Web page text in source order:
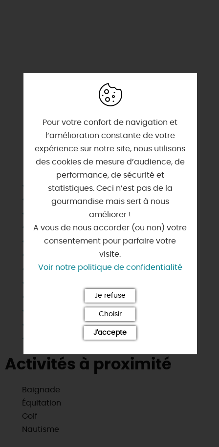
SERVICES & ÉQUIPEMENTS
Barbecue
Chauffage
Draps et linges compris
Jardin indépendant
Lave linge privatif
Lave vaisselle
Salle d'eau privée
Activités à proximité
Baignade
Équitation
Golf
Nautisme
Pour votre confort de navigation et
l’amélioration constante de votre
expérience sur notre site, nous utilisons
des cookies de mesure d’audience, de
performance, de sécurité et
statistiques. Ceci n’est pas de la
gourmandise mais sert à nous
améliorer !
A vous de nous accorder (ou non) votre
consentement pour parfaire votre
visite.
Voir notre politique de confidentialité
Je refuse
Choisir
J'accepte